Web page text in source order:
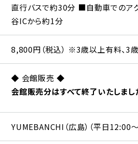
直行バスで約30分 ■自動車でのア
谷ICから約1分
8,800円（税込） ※3歳以上有料、3
◆ 会館販売 ◆
会館販売分はすべて終了いたしまし
YUMEBANCHI（広島）（平日12:00